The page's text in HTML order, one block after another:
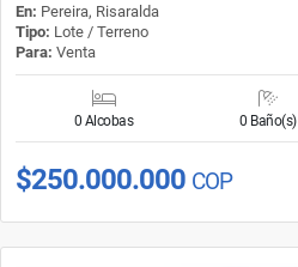
En: Pereira, Risaralda
Tipo: Lote / Terreno
Para: Venta
0 Alcobas 0 Baño(s)
$250.000.000 COP